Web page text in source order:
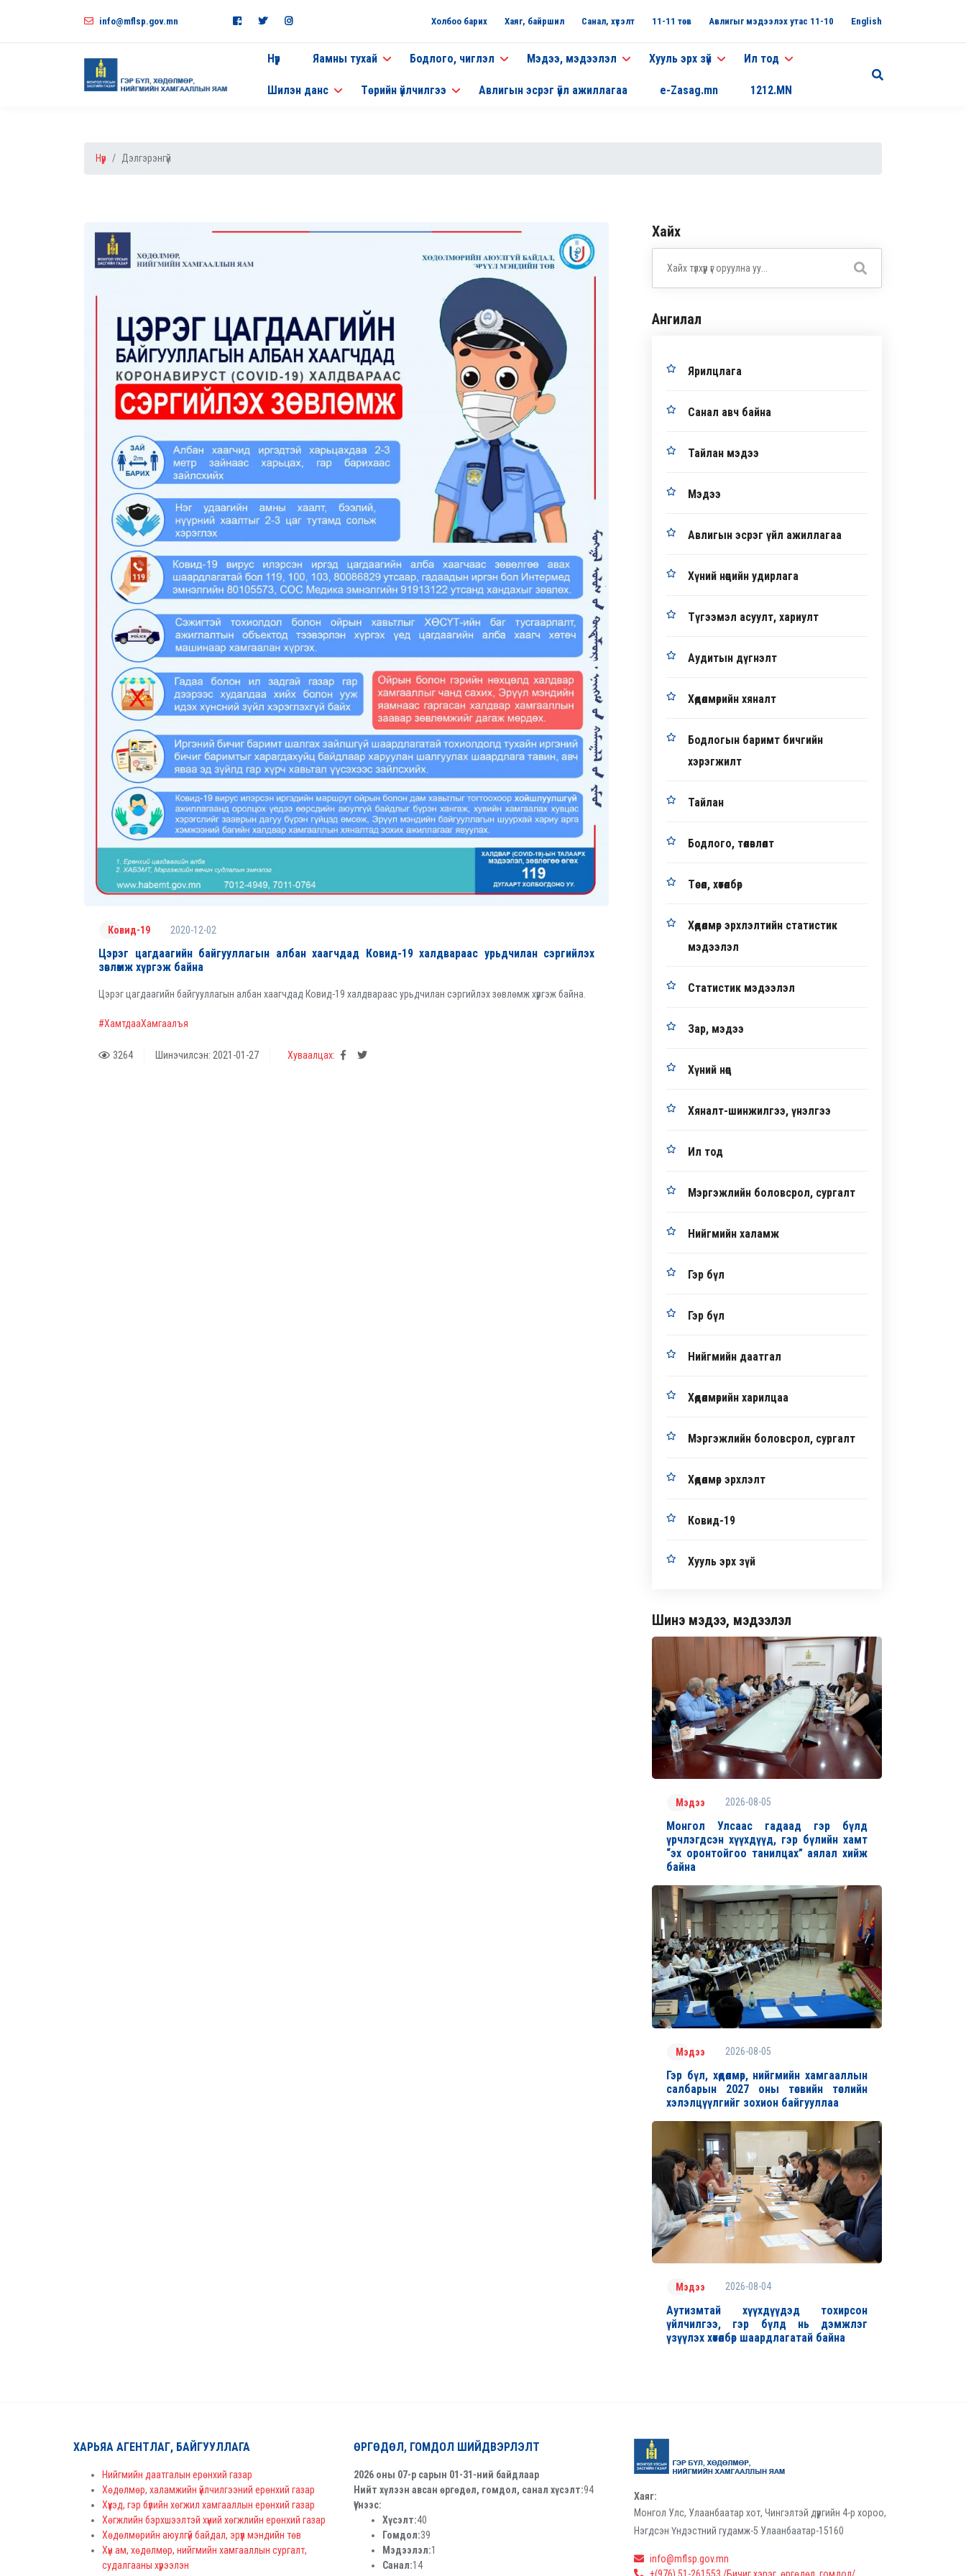
info@mflsp.gov.mn Холбоо барих Хаяг, байршил Санал, хүсэлт 11-11 төв Авлигыг мэдээлэх утас 11-10 English
Нүүр Яамны тухай Бодлого, чиглэл Мэдээ, мэдээлэл Хууль эрх зүй Ил тод
Шилэн данс Төрийн үйлчилгээ Авлигын эсрэг үйл ажиллагаа e-Zasag.mn 1212.MN
Нүүр Дэлгэрэнгүй
Ковид-19 2020-12-02
Цэрэг цагдаагийн байгууллагын албан хаагчдад Ковид-19 халдвараас урьдчилан сэргийлэх
зөвлөмж хүргэж байна
Цэрэг цагдаагийн байгууллагын албан хаагчдад Ковид-19 халдвараас урьдчилан сэргийлэх зөвлөмж хүргэж байна.
#ХамтдааХамгаалъя
3264 Шинэчилсэн: 2021-01-27 Хуваалцах:
Хайх
Ангилал
Ярилцлага
Санал авч байна
Тайлан мэдээ
Мэдээ
Авлигын эсрэг үйл ажиллагаа
Хүний нөөцийн удирлага
Түгээмэл асуулт, хариулт
Аудитын дүгнэлт
Хөдөлмөрийн хяналт
Бодлогын баримт бичгийн
хэрэгжилт
Тайлан
Бодлого, төлөвлөлт
Төсөл, хөтөлбөр
Хөдөлмөр эрхлэлтийн статистик
мэдээлэл
Статистик мэдээлэл
Зар, мэдээ
Хүний нөөц
Хяналт-шинжилгээ, үнэлгээ
Ил тод
Мэргэжлийн боловсрол, сургалт
Нийгмийн халамж
Гэр бүл
Гэр бүл
Нийгмийн даатгал
Хөдөлмөрийн харилцаа
Мэргэжлийн боловсрол, сургалт
Хөдөлмөр эрхлэлт
Ковид-19
Хууль эрх зүй
Шинэ мэдээ, мэдээлэл
Мэдээ 2026-08-05
Монгол Улсаас гадаад гэр бүлд
үрчлэгдсэн хүүхдүүд, гэр бүлийн хамт
“эх оронтойгоо танилцах” аялал хийж
байна
Мэдээ 2026-08-05
Гэр бүл, хөдөлмөр, нийгмийн хамгааллын
салбарын 2027 оны төсвийн төслийн
хэлэлцүүлгийг зохион байгууллаа
Мэдээ 2026-08-04
Аутизмтай хүүхдүүдэд тохирсон
үйлчилгээ, гэр бүлд нь дэмжлэг
үзүүлэх хөтөлбөр шаардлагатай байна
ХАРЬЯА АГЕНТЛАГ, БАЙГУУЛЛАГА
Нийгмийн даатгалын ерөнхий газар
Хөдөлмөр, халамжийн үйлчилгээний ерөнхий газар
Хүүхэд, гэр бүлийн хөгжил хамгааллын ерөнхий газар
Хөгжлийн бэрхшээлтэй хүний хөгжлийн ерөнхий газар
Хөдөлмөрийн аюулгүй байдал, эрүүл мэндийн төв
Хүн ам, хөдөлмөр, нийгмийн хамгааллын сургалт,
судалгааны хүрээлэн
ӨРГӨДӨЛ, ГОМДОЛ ШИЙДВЭРЛЭЛТ
2026 оны 07-р сарын 01-31-ний байдлаар
Нийт хүлээн авсан өргөдөл, гомдол, санал хүсэлт:94
Үүнээс:
Хүсэлт:40
Гомдол:39
Мэдээлэл:1
Санал:14
Хаяг:
Монгол Улс, Улаанбаатар хот, Чингэлтэй дүүргийн 4-р хороо,
Нэгдсэн Үндэстний гудамж-5 Улаанбаатар-15160
info@mflsp.gov.mn